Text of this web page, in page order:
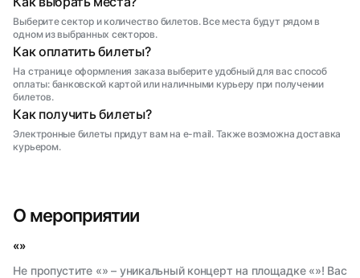
Выберите сектор и количество билетов. Все места будут рядом в
одном из выбранных секторов.
Как оплатить билеты?
На странице оформления заказа выберите удобный для вас способ
оплаты: банковской картой или наличными курьеру при получении
билетов.
Как получить билеты?
Электронные билеты придут вам на e-mail. Также возможна доставка
курьером.
О мероприятии
«»
Не пропустите «» – уникальный концерт на площадке «»! Вас